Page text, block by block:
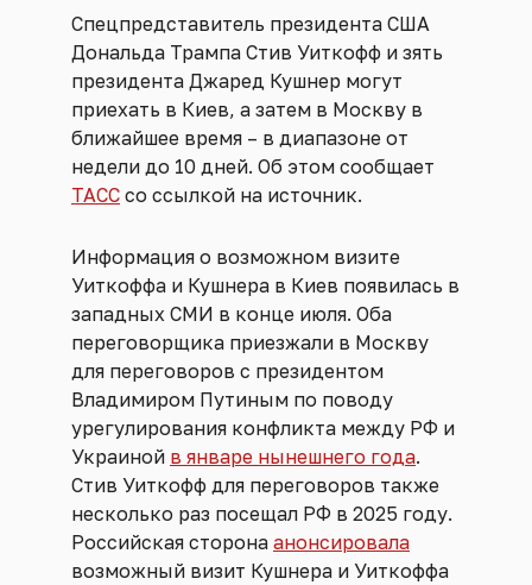
Спецпредставитель президента США
Дональда Трампа Стив Уиткофф и зять
президента Джаред Кушнер могут
приехать в Киев, а затем в Москву в
ближайшее время – в диапазоне от
недели до 10 дней. Об этом сообщает
ТАСС со ссылкой на источник.
Информация о возможном визите
Уиткоффа и Кушнера в Киев появилась в
западных СМИ в конце июля. Оба
переговорщика приезжали в Москву
для переговоров с президентом
Владимиром Путиным по поводу
урегулирования конфликта между РФ и
Украиной в январе нынешнего года.
Стив Уиткофф для переговоров также
несколько раз посещал РФ в 2025 году.
Российская сторона анонсировала
возможный визит Кушнера и Уиткоффа